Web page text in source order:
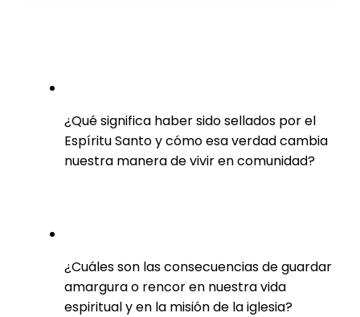
¿Qué significa haber sido sellados por el
Espíritu Santo y cómo esa verdad cambia
nuestra manera de vivir en comunidad?
¿Cuáles son las consecuencias de guardar
amargura o rencor en nuestra vida
espiritual y en la misión de la iglesia?